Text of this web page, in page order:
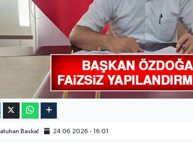
Baskal 24.06.2026 - 16:01